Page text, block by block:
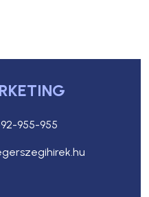
955-955